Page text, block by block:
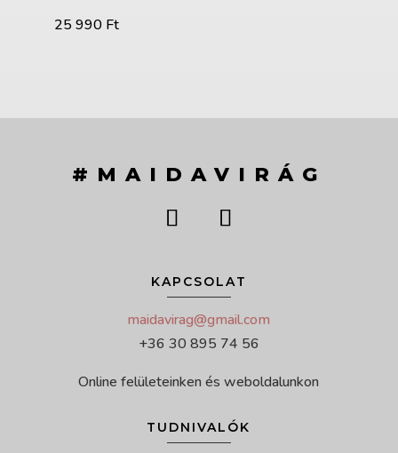
25 990 Ft
#MAIDAVIRÁG
KAPCSOLAT
maidavirag@gmail.com
+36 30 895 74 56
Online felületeinken és weboldalunkon
TUDNIVALÓK